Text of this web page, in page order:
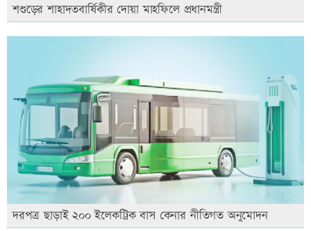
শশুড়ের শাহাদতবার্ষিকীর দোয়া মাহফিলে প্রধানমন্ত্রী
দরপত্র ছাড়াই ২০০ ইলেকট্রিক বাস কেনার নীতিগত অনুমোদন